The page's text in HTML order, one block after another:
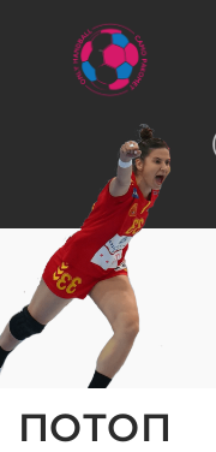
ПОТОП